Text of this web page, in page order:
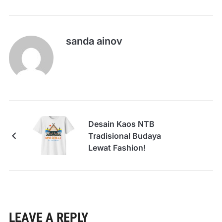
sanda ainov
Desain Kaos NTB
Tradisional Budaya
Lewat Fashion!
LEAVE A REPLY